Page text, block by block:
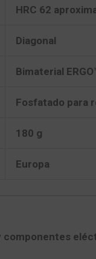
HRC 62
Diagonal
Bimaterial
Fosfatado para
180 g
Europa
componentes